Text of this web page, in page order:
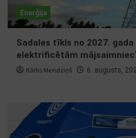
Enerģija
Sadales tīkls no 2027.
elektrificētām
Kārlis Mendziņš 6. augusts,